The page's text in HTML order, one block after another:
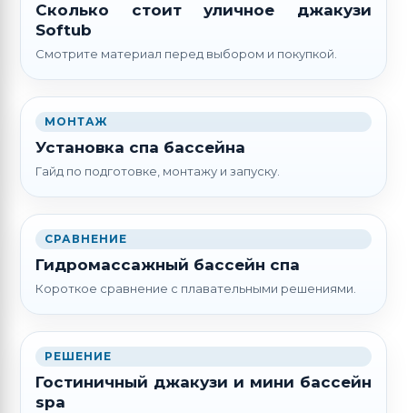
Сколько стоит уличное джакузи
Softub
Смотрите материал перед выбором и покупкой.
МОНТАЖ
Установка спа бассейна
Гайд по подготовке, монтажу и запуску.
СРАВНЕНИЕ
Гидромассажный бассейн спа
Короткое сравнение с плавательными решениями.
РЕШЕНИЕ
Гостиничный джакузи и мини бассейн
spa